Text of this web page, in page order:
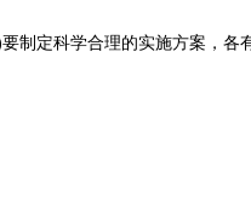
制定科学合理的实施方案，